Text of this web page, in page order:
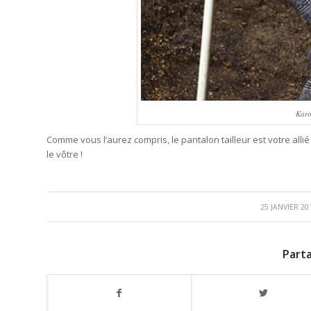
Comme vous l’aurez compris, le pantalon tailleur est votre
le vôtre !
25 JANVIER
/